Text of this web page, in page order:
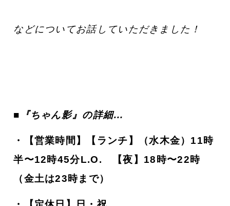
などについてお話していただきました！
■ 『ちゃん影』の詳細…
・ 【営業時間】
【ランチ】（水木金）11時
半〜12時45分L.O. 【夜】18時〜22時
（金土は23時まで）